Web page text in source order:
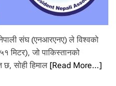
संघ (एनआरएनए) ले विश्वको
मिटर), जो पाकिस्तानको
सोही हिमाल [Read More…]